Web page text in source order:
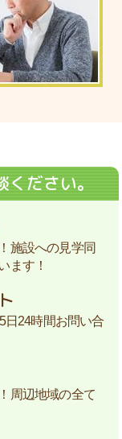
ださい。
施設への見学同
ます！
日24時間お問い合
周辺地域の全て